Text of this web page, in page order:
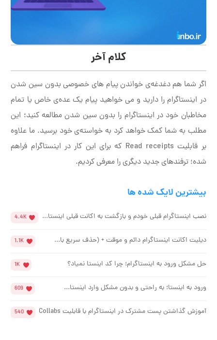
کلام آخر
اگر شما هم دغدغه‌ی خواندن پیام های خصوصی بدون سین شدن
در اینستاگرام را دارید و می خواهید پیام یک عده‌ی خاص یا تمام
مخاطبان خود در اینستاگرام را بدون سین شدن مطالعه کنید؛ این
مطلب به شما کمک خواهد کرد به خواسته‌ی خود برسید. ما علاوه
بر قابلیت Read receipts که برای این کار در اینستاگرام فراهم
شده؛ ترفندهای جدید دیگری را معرفی کردیم.
بیشترین لایک شده ها
نصب اینستاگرام قبلی خودم و بازگشت به اکانت قبلی اینستا... 4.4K
دیلیت اکانت اینستاگرام دائم و موقت + (حذف سریع با... 1.1K
حل مشکل ورود به اینستاگرام؛ چرا کد اینستا نمیاد؟ 1K
ورود به اینستا؛ به راحتی و بدون مشکل وارد اینستا... 609
آموزش گذاشتن پست مشترک در اینستاگرام با قابلیت Collabs 540